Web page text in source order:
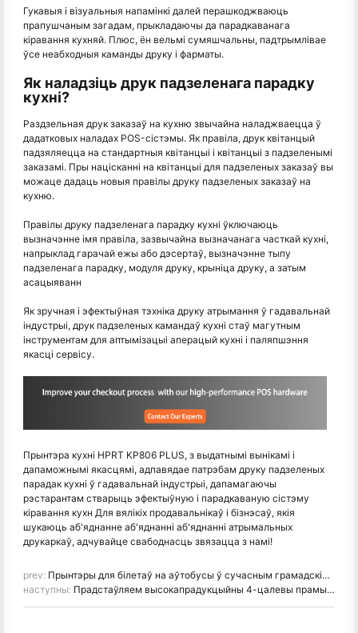
Гукавыя і візуальныя напамінкі далей перашкоджваюць
прапушчаным загадам, прыкладаючы да парадкаванага
кіравання кухняй. Плюс, ён вельмі сумяшчальны, падтрымлівае
ўсе неабходныя каманды друку і фарматы.
Як наладзіць друк падзеленага парадку
кухні?
Раздзельная друк заказаў на кухню звычайна наладжваецца ў
дадатковых наладах POS-сістэмы. Як правіла, друк квітанцый
падзяляецца на стандартныя квітанцыі і квітанцыі з падзеленымі
заказамі. Пры націсканні на квітанцыі для падзеленых заказаў вы
можаце дадаць новыя правілы друку падзеленых заказаў на
кухню.
Правілы друку падзеленага парадку кухні ўключаюць
вызначэнне імя правіла, зазвычайна вызначанага часткай кухні,
напрыклад гарачай ежы або дэсертаў, вызначэнне тыпу
падзеленага парадку, модуля друку, крыніца друку, а затым
асацыяванн
Як зручная і эфектыўная тэхніка друку атрымання ў гадавальнай
індустрыі, друк падзеленых камандаў кухні стаў магутным
інструментам для аптымізацыі аперацый кухні і паляпшэння
якасці сервісу.
Прынтэра кухні HPRT KP806 PLUS, з выдатнымі вынікамі і
дапаможнымі якасцямі, адпавядае патрэбам друку падзеленых
парадак кухні ў гадавальнай індустрыі, дапамагаючы
рэстарантам стварыць эфектыўную і парадкаваную сістэму
кіравання кухн Для вялікіх продавальнікаў і бізнэсаў, якія
шукаюць аб'яднанне аб'яднанні аб'яднанні атрымальных
друкаркаў, адчувайце свабоднасць звязацца з намі!
prev: Прынтэры для білетаў на аўтобусы ў сучасным грамадскім транспарце
наступны: Прадстаўляем высокапрадукцыйны 4-цалевы прамысловы прынтэр штрых-кодаў HPRT Gala